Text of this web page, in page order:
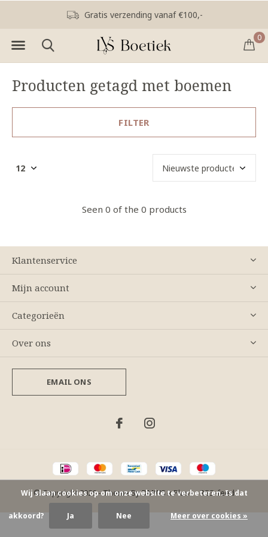
0
Gratis verzending vanaf €100,-
Producten getagd met boemen
FILTER
Seen 0 of the 0 products
Klantenservice
Mijn account
Categorieën
Over ons
EMAIL ONS
© Copyright2026- Theme ByDMWS xPlus+-RSS-feed
Wij slaan cookies op om onze website te verbeteren. Is dat
akkoord? Ja Nee Meer over cookies »